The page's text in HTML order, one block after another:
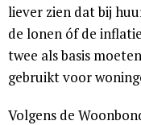
liever zien dat bij
de lonen óf de
twee als basis
gebruikt voor
Volgens de